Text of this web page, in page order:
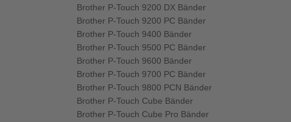
Brother P-Touch 9200 DX Bänder
Brother P-Touch 9200 PC Bänder
Brother P-Touch 9400 Bänder
Brother P-Touch 9500 PC Bänder
Brother P-Touch 9600 Bänder
Brother P-Touch 9700 PC Bänder
Brother P-Touch 9800 PCN Bänder
Brother P-Touch Cube Bänder
Brother P-Touch Cube Pro Bänder